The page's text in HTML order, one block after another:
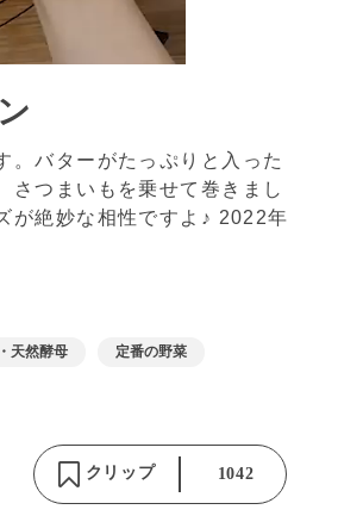
。バターがたっぷりと入った
さつまいもを乗せて巻きまし
が絶妙な相性ですよ♪ 2022年
天然酵母 定番の野菜
クリップ 1042